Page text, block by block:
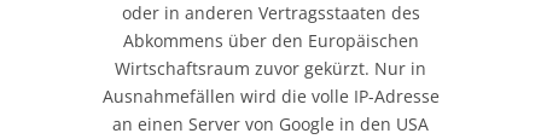
oder in anderen Vertragsstaaten des
Abkommens über den Europäischen
Wirtschaftsraum zuvor gekürzt. Nur in
Ausnahmefällen wird die volle IP-Adresse
an einen Server von Google in den USA